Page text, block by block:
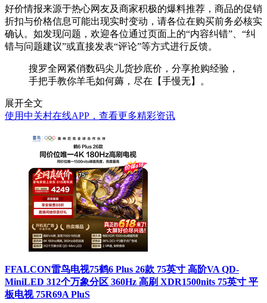
好价情报来源于热心网友及商家积极的爆料推荐，商品的促销
折扣与价格信息可能出现实时变动，请各位在购买前务必核实
确认。如发现问题，欢迎各位通过页面上的“内容纠错”、“纠
错与问题建议”或直接发表“评论”等方式进行反馈。
搜罗全网紧俏数码尖儿货抄底价，分享抢购经验，
手把手教你羊毛如何薅，尽在【手慢无】。
展开全文
使用中关村在线APP，查看更多精彩资讯
FFALCON雷鸟电视75鹤6 Plus 26款 75英寸 高阶VA QD-
MiniLED 312个万象分区 360Hz 高刷 XDR1500nits 75英寸 平
板电视 75R69A PluS